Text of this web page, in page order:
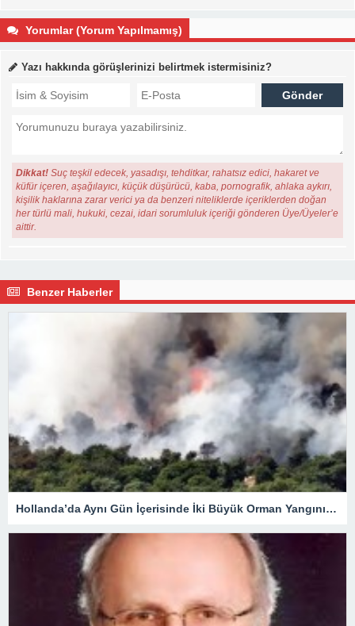
Yorumlar (Yorum Yapılmamış)
Yazı hakkında görüşlerinizi belirtmek istermisiniz?
Dikkat! Suç teşkil edecek, yasadışı, tehditkar, rahatsız edici, hakaret ve
küfür içeren, aşağılayıcı, küçük düşürücü, kaba, pornografik, ahlaka aykırı,
kişilik haklarına zarar verici ya da benzeri niteliklerde içeriklerden doğan
her türlü mali, hukuki, cezai, idari sorumluluk içeriği gönderen Üye/Üyeler’e
aittir.
Benzer Haberler
Hollanda’da Aynı Gün İçerisinde İki Büyük Orman Yangını Çıktı.